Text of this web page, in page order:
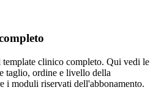
clinico completo. Qui vedi le
taglio, ordine e livello della
i moduli riservati dell'abbonamento.